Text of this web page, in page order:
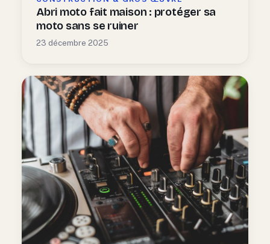
Abri moto fait maison : protéger sa
moto sans se ruiner
23 décembre 2025